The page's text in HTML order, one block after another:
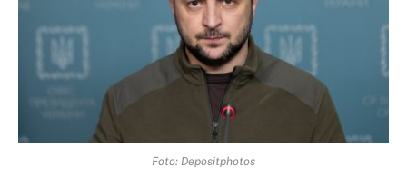
Foto: Depositphotos